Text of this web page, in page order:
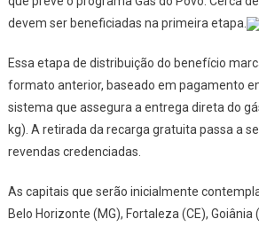
Milhão
Famílias
Tem
Início
Hoje
devem ser beneficiadas na primeira etapa.
Essa etapa de distribuição do benefício
formato anterior, baseado em pagamento
sistema que assegura a entrega direta do
kg). A retirada da recarga gratuita passa a
revendas credenciadas.
As capitais que serão inicialmente
Belo Horizonte (MG), Fortaleza (CE), Goiânia